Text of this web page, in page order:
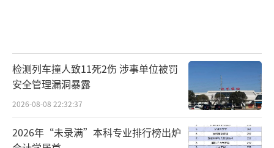
检测列车撞人致11死2伤 涉事单位被罚
安全管理漏洞暴露
2026-08-08 22:32:37
2026年“未录满”本科专业排行榜出炉